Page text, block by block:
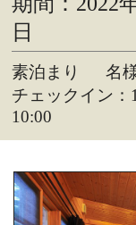
日
素泊まり
名
チェックイン
10:00